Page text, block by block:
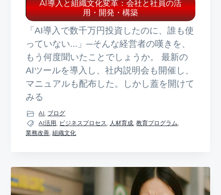
AI導入と組織文化変革：会社と社員の活
用・開発・構築
「AI導入で数千万円投資したのに、誰も使
っていない...」─そんな経営者の嘆きを、
もう何度聞いたことでしょうか。 最新の
AIツールを導入し、社内説明会も開催し、
マニュアルも配布した。しかし蓋を開けて
みる
AI, ブログ
AI活用, ビジネスプロセス, 人材育成,教育プログラム,
業務改善,組織文化